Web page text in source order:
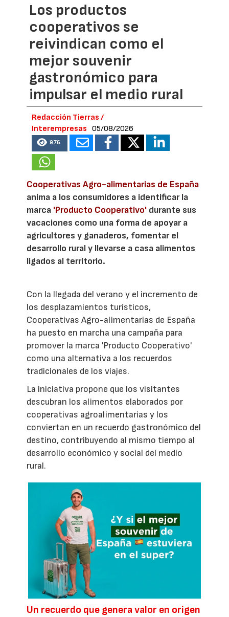
Los productos
cooperativos se
reivindican como el
mejor souvenir
gastronómico para
impulsar el medio rural
Redacción Tierras /
Interempresas
05/08/2026
976
Cooperativas Agro-alimentarias de España
anima a los consumidores a identificar la
marca 'Producto Cooperativo' durante sus
vacaciones como una forma de apoyar a
agricultores y ganaderos, fomentar el
desarrollo rural y llevarse a casa alimentos
ligados al territorio.
Con la llegada del verano y el incremento de
los desplazamientos turísticos,
Cooperativas Agro-alimentarias de España
ha puesto en marcha una campaña para
promover la marca 'Producto Cooperativo'
como una alternativa a los recuerdos
tradicionales de los viajes.
La iniciativa propone que los visitantes
descubran los alimentos elaborados por
cooperativas agroalimentarias y los
conviertan en un recuerdo gastronómico del
destino, contribuyendo al mismo tiempo al
desarrollo económico y social del medio
rural.
Un recuerdo que genera valor en origen